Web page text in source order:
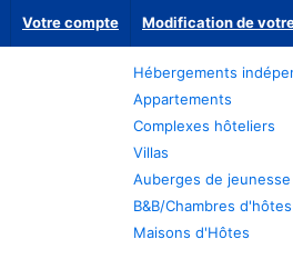
Votre compte Modification de
Hébergements
Appartements
Complexes hôteliers
Villas
Auberges de jeunesse
B&B/Chambres d'hôtes
Maisons d'Hôtes